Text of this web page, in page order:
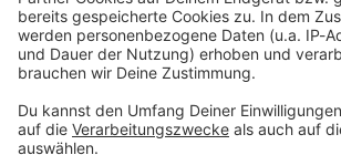
Sprachnachricht
© dpa-infocom,